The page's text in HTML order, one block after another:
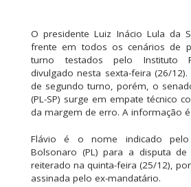
O presidente Luiz Inácio Lula da
frente em todos os cenários de
turno testados pelo Instituto
divulgado nesta sexta-feira (26/
de segundo turno, porém, o
(PL-SP) surge em empate técnico
da margem de erro. A informação
Flávio é o nome indicado pelo
Bolsonaro (PL) para a disputa
reiterado na quinta-feira (25/12),
assinada pelo ex-mandatário.